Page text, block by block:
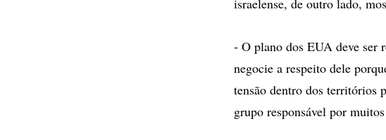
israelense, de outro lado,
- O plano dos EUA deve ser
negocie a respeito dele
tensão dentro dos territórios
grupo responsável por